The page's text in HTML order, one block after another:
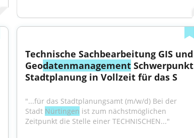
Technische Sachbearbeitung GIS und
Geodatenmanagement Schwerpunkt
Stadtplanung in Vollzeit für das S
"...für das Stadtplanungsamt (m/w/d) Bei der
Stadt Nürtingen ist zum nächstmöglichen
Zeitpunkt die Stelle einer TECHNISCHEN..."